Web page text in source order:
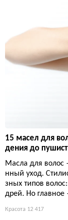
15 масел для
дения до
Масла для волос
нный уход.
зных типов
дрей. Но главное
Красота 12 417